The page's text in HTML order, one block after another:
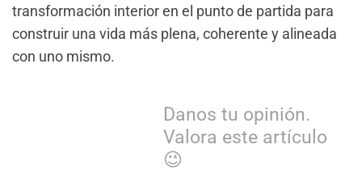
transformación interior en el punto de partida para
construir una vida más plena, coherente y alineada
con uno mismo.
Danos tu opinión.
Valora este artículo
😉